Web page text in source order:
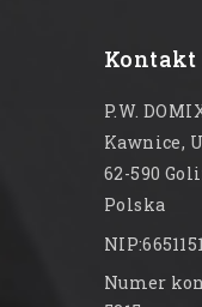
Kontakt
P.W.
Kawnice,
62-590
Polska
Numer